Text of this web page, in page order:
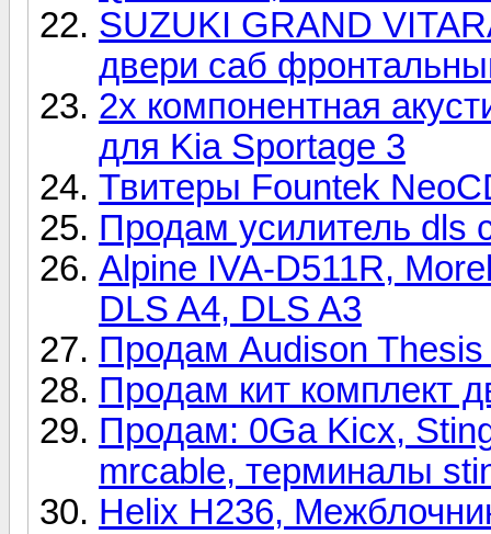
SUZUKI GRAND
двери саб
2х компонентная
для Kia Sportage 3
Твитеры Fountek
Продам усилитель dls
Alpine IVA-D511R,
DLS A4, DLS A3
Продам Audison
Продам кит комплект
Продам: 0Ga Kicx,
mrcable, терминалы
Helix H236,